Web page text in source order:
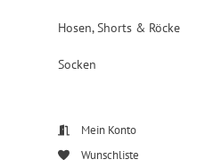
Hosen, Shorts & Röcke
Socken
Mein Konto
Wunschliste